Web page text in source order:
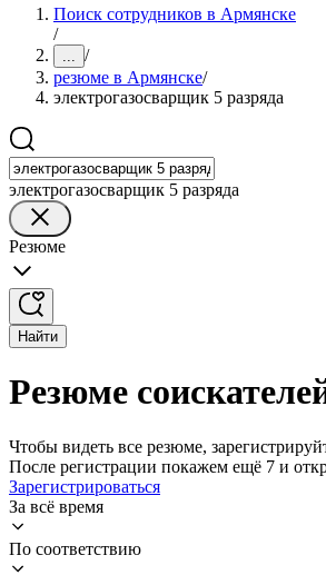
Поиск сотрудников в Армянске
/
... /
резюме в Армянске/
электрогазосварщик 5 разряда
электрогазосварщик 5 разряда
Резюме
Найти
Резюме
Чтобы видеть все резюме,
После регистрации покажем ещё 7 и
Зарегистрироваться
За всё время
По соответствию